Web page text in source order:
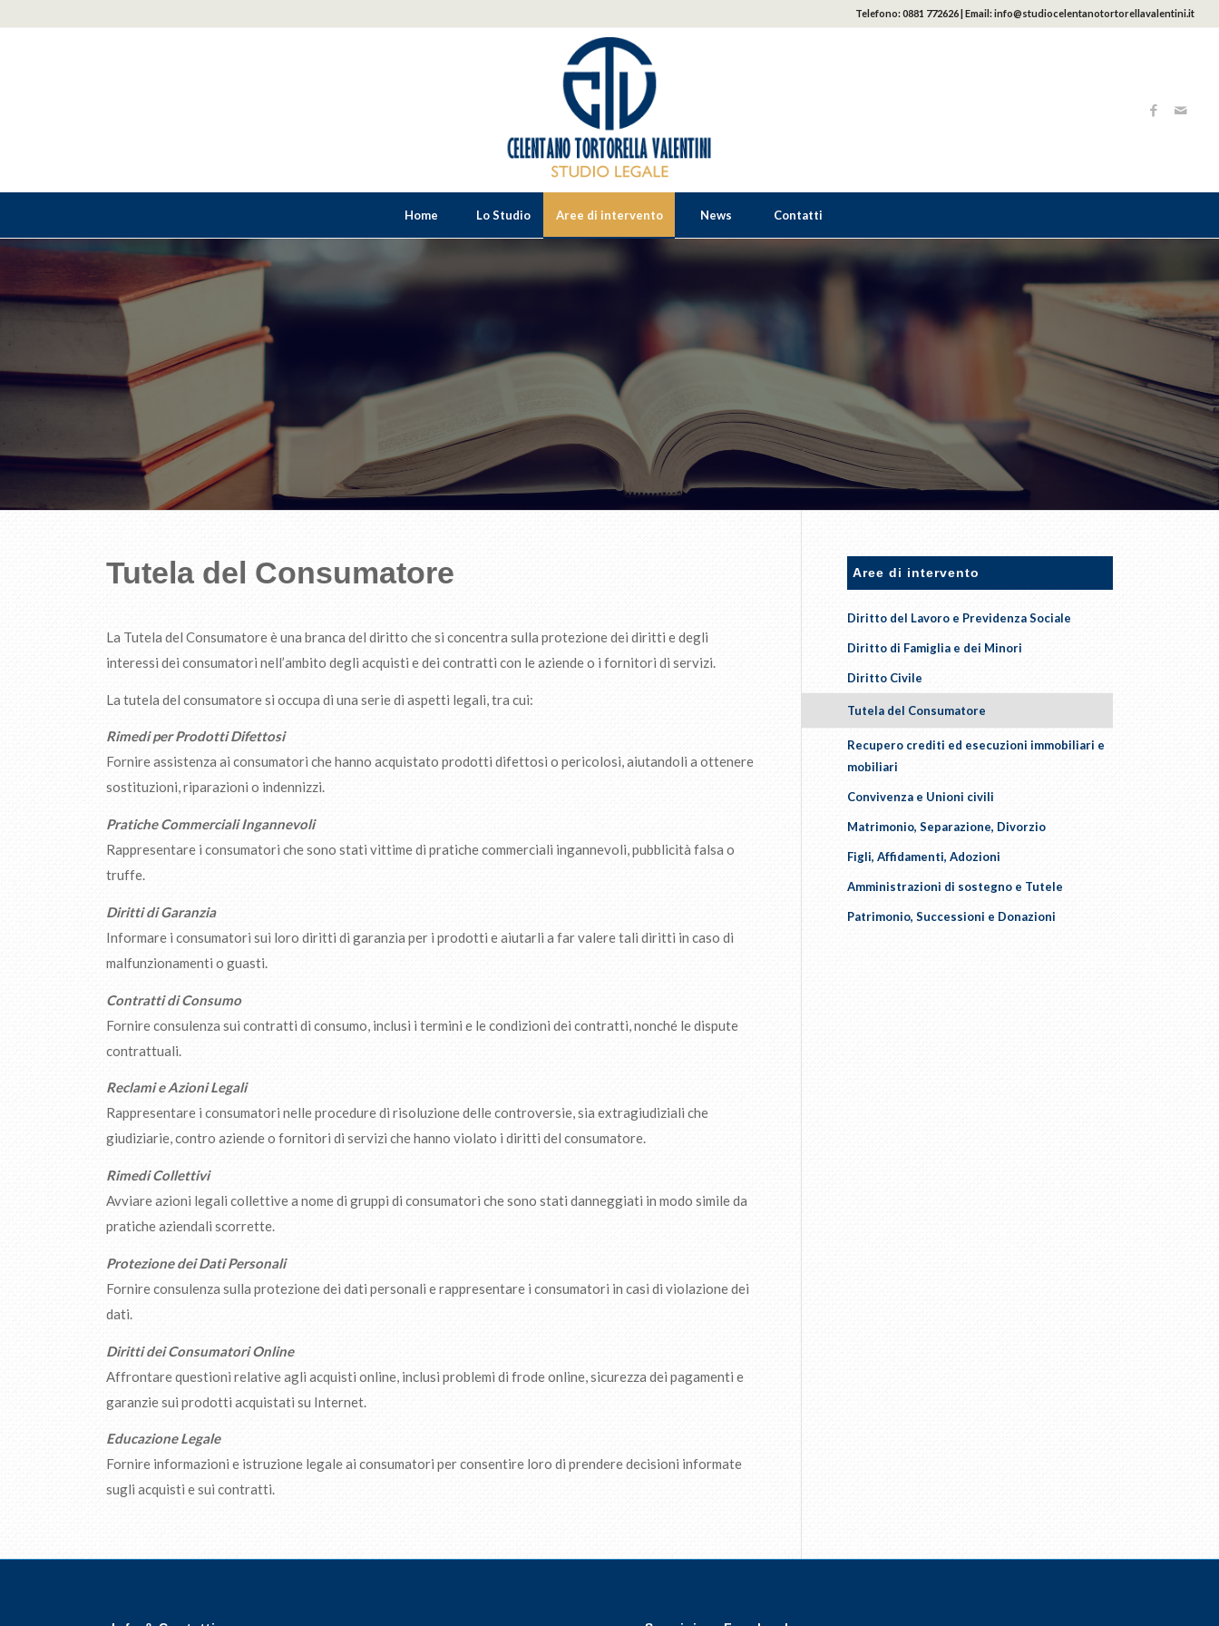
Telefono:0881 772626| Email:info@studiocelentanotortorellavalentini.it
Home Lo Studio Aree di intervento News Contatti
Tutela del Consumatore
La Tutela del Consumatore è una branca del diritto che si concentra sulla protezione dei diritti e degli
interessi dei consumatori nell’ambito degli acquisti e dei contratti con le aziende o i fornitori di servizi.
La tutela del consumatore si occupa di una serie di aspetti legali, tra cui:
Rimedi per Prodotti Difettosi
Fornire assistenza ai consumatori che hanno acquistato prodotti difettosi o pericolosi, aiutandoli a ottenere
sostituzioni, riparazioni o indennizzi.
Pratiche Commerciali Ingannevoli
Rappresentare i consumatori che sono stati vittime di pratiche commerciali ingannevoli, pubblicità falsa o
truffe.
Diritti di Garanzia
Informare i consumatori sui loro diritti di garanzia per i prodotti e aiutarli a far valere tali diritti in caso di
malfunzionamenti o guasti.
Contratti di Consumo
Fornire consulenza sui contratti di consumo, inclusi i termini e le condizioni dei contratti, nonché le dispute
contrattuali.
Reclami e Azioni Legali
Rappresentare i consumatori nelle procedure di risoluzione delle controversie, sia extragiudiziali che
giudiziarie, contro aziende o fornitori di servizi che hanno violato i diritti del consumatore.
Rimedi Collettivi
Avviare azioni legali collettive a nome di gruppi di consumatori che sono stati danneggiati in modo simile da
pratiche aziendali scorrette.
Protezione dei Dati Personali
Fornire consulenza sulla protezione dei dati personali e rappresentare i consumatori in casi di violazione dei
dati.
Diritti dei Consumatori Online
Affrontare questioni relative agli acquisti online, inclusi problemi di frode online, sicurezza dei pagamenti e
garanzie sui prodotti acquistati su Internet.
Educazione Legale
Fornire informazioni e istruzione legale ai consumatori per consentire loro di prendere decisioni informate
sugli acquisti e sui contratti.
Aree di intervento
Diritto del Lavoro e Previdenza Sociale
Diritto di Famiglia e dei Minori
Diritto Civile
Tutela del Consumatore
Recupero crediti ed esecuzioni immobiliari e
mobiliari
Convivenza e Unioni civili
Matrimonio, Separazione, Divorzio
Figli, Affidamenti, Adozioni
Amministrazioni di sostegno e Tutele
Patrimonio, Successioni e Donazioni